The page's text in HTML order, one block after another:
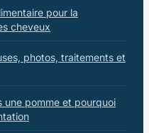
pour la
cheveux
photos, traitements et
une pomme et pourquoi